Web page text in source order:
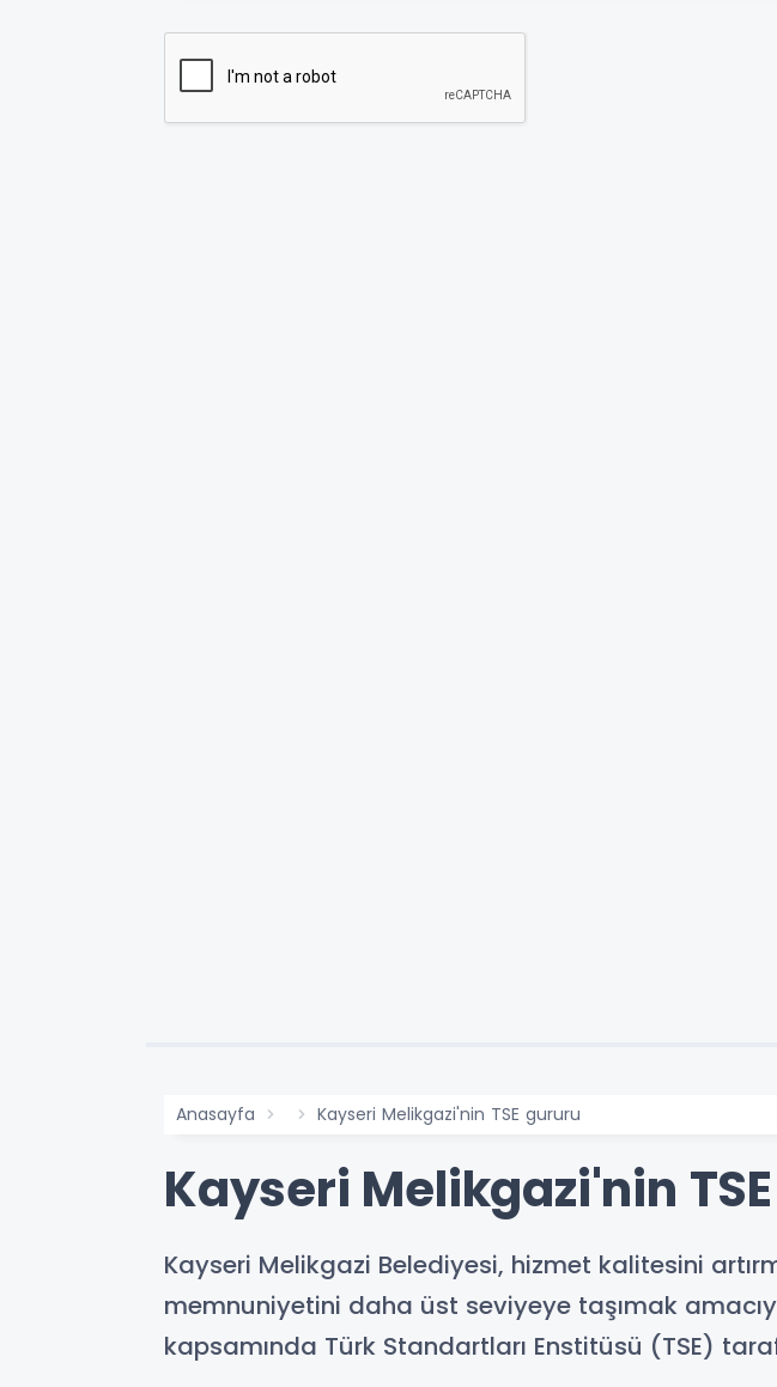
Anasayfa Kayseri Melikgazi'nin TSE gururu
Kayseri Melikgazi'nin
Kayseri Melikgazi Belediyesi, hizmet kalitesini
memnuniyetini daha üst seviyeye taşımak
kapsamında Türk Standartları Enstitüsü (TSE)